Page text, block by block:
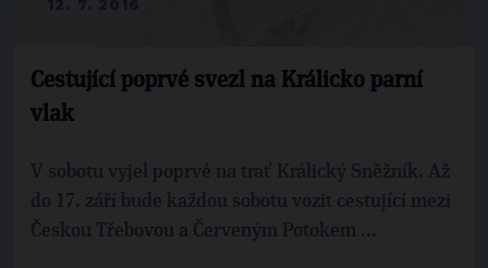
Cestující poprvé svezl na Králicko parní
vlak
V sobotu vyjel poprvé na trať Králický Sněžník. Až
do 17. září bude každou sobotu vozit cestující mezi
Českou Třebovou a Červeným Potokem ...